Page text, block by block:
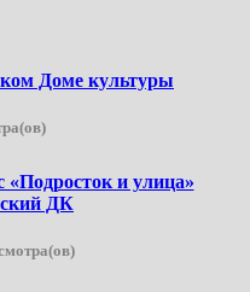
Доме культуры
и улица»
ДК